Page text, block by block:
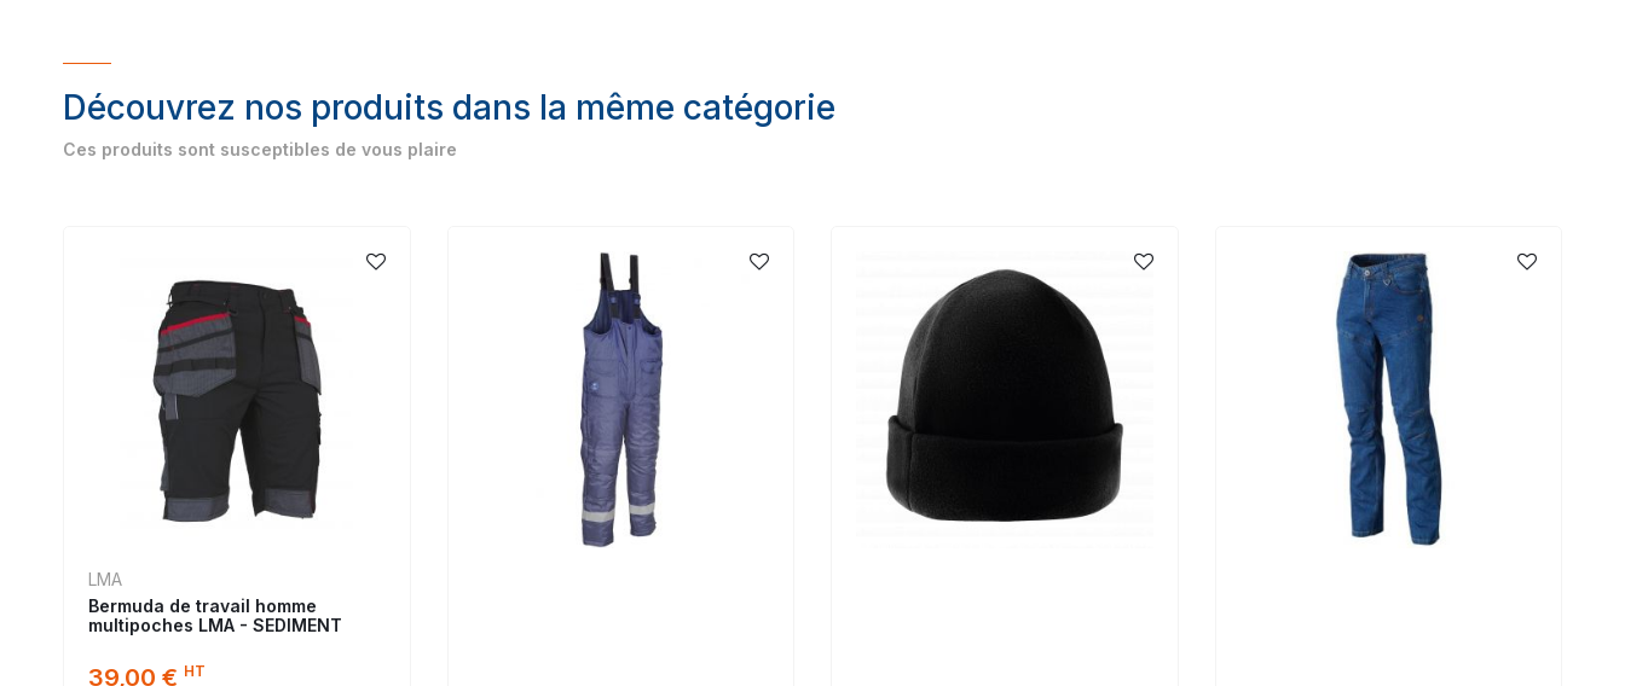
Découvrez nos produits dans la même catégorie
Ces produits sont susceptibles de vous plaire
LMA
Bermuda de travail homme
multipoches LMA - SEDIMENT
39,00 € HT